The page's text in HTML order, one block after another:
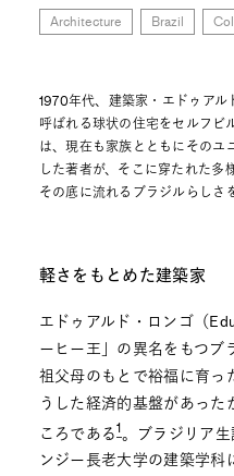
Architecture Brazil
1970年代、建築家・エドゥアル
呼ばれる球状の住宅をセルフビ
は、現在も家族とともにそのユ
した著者が、そこに穿たれた多
その底に流れるブラジルらしさ
軽さをもとめた建築家
エドゥアルド・ロンゴ（
ーヒー王」の異名をもつブ
祖父母のもとで裕福に育っ
うした経済的基盤があった
ころである1。ブラジリア
ンジー長老大学の建築学科